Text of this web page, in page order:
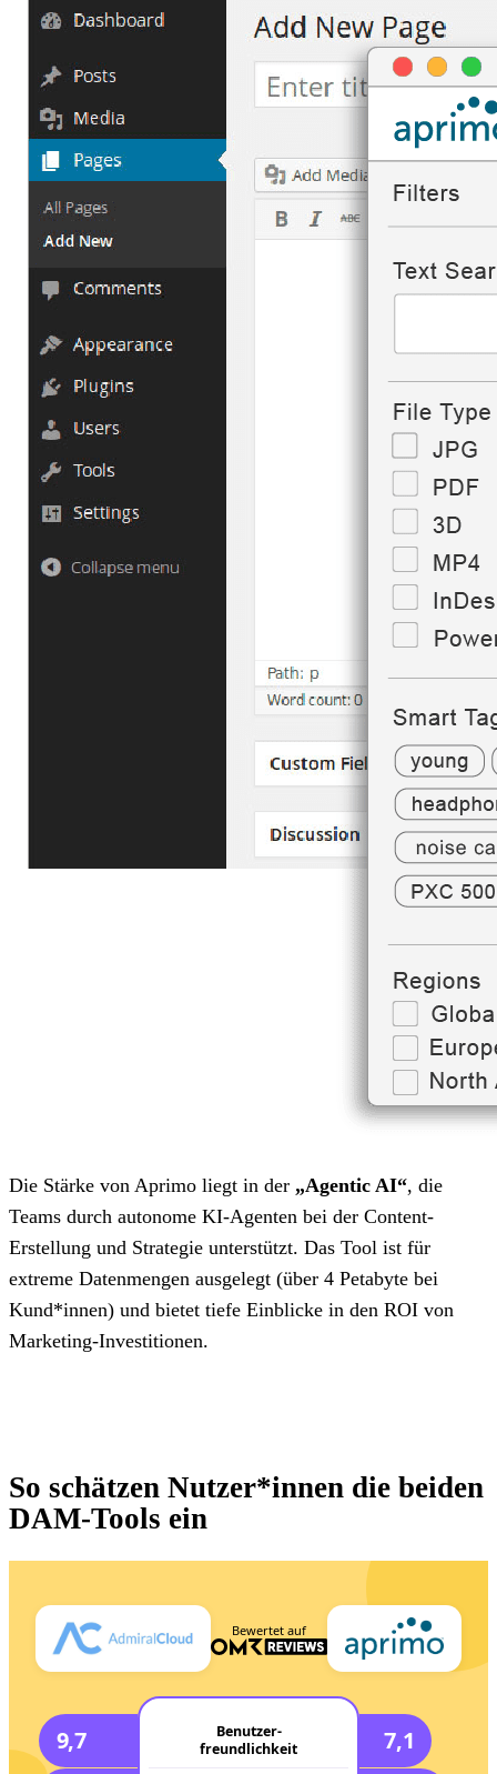
Die Stärke von Aprimo liegt in der „Agentic AI“, die
Teams durch autonome KI-Agenten bei der Content-
Erstellung und Strategie unterstützt. Das Tool ist für
extreme Datenmengen ausgelegt (über 4 Petabyte bei
Kund*innen) und bietet tiefe Einblicke in den ROI von
Marketing-Investitionen.
So schätzen Nutzer*innen die beiden
DAM-Tools ein
Bewertet auf
9,7
Benutzer-
freundlichkeit
7,1